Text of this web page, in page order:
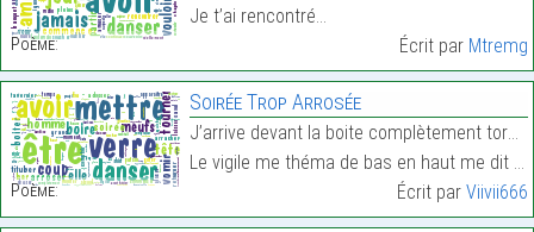
Poème:
Je t’ai rencontré…
Écrit par Mtremg
Poème:
Soirée Trop Arrosée
J’arrive devant la boite complètement torché,
Le vigile me théma de bas en haut me dit de rentré…
Écrit par Viivii666